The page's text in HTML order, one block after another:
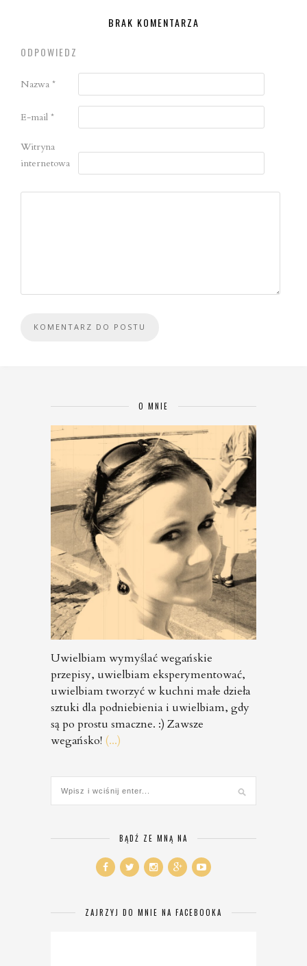
BRAK KOMENTARZA
ODPOWIEDZ
Nazwa *
E-mail *
Witryna
internetowa
O MNIE
Uwielbiam wymyślać wegańskie
przepisy, uwielbiam eksperymentować,
uwielbiam tworzyć w kuchni małe dzieła
sztuki dla podniebienia i uwielbiam, gdy
są po prostu smaczne. :) Zawsze
wegańsko! (...)
BĄDŹ ZE MNĄ NA
ZAJRZYJ DO MNIE NA FACEBOOKA